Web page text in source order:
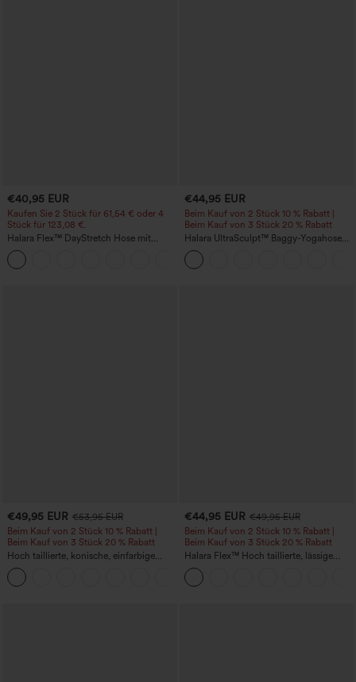
€40,95 EUR
Kaufen Sie 2 Stück für 61,54 € oder 4
Stück für 123,08 €.
Halara Flex™ DayStretch Hose mit
mittlerer Bundhöhe, seitlicher
Reißverschlusstasche und
Work‑Flare‑Schnitt
€44,95 EUR
Beim Kauf von 2 Stück 10 % Rabatt |
Beim Kauf von 3 Stück 20 % Rabatt
Halara UltraSculpt™ Baggy-Yogahose
mit hohem Bund, Bauchkontrolle,
Color-Block-Streifen und Taschen
€49,95 EUR €53,95 EUR
Beim Kauf von 2 Stück 10 % Rabatt |
Beim Kauf von 3 Stück 20 % Rabatt
Hoch taillierte, konische, einfarbige
Anzughose mit Seitentaschen
€44,95 EUR €49,95 EUR
Beim Kauf von 2 Stück 10 % Rabatt |
Beim Kauf von 3 Stück 20 % Rabatt
Halara Flex™ Hoch taillierte, lässige
Jeans mit Taschen, umgekrempeltem
Saum, weitem Bein und verwaschenem
Finish